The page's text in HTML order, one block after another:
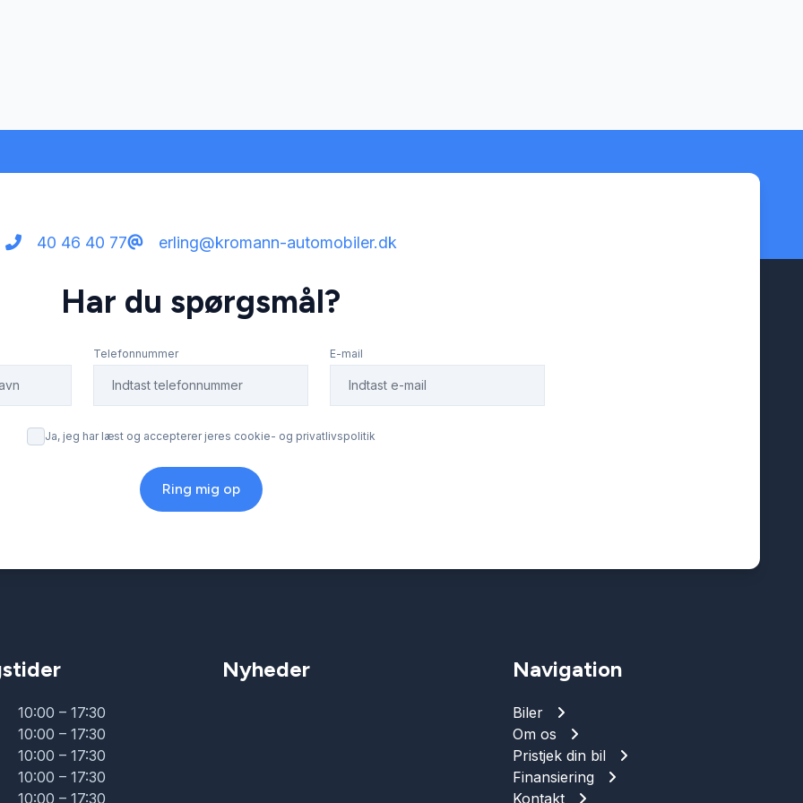
40 46 40 77 erling@kromann-automobiler.dk
Har du spørgsmål?
Telefonnummer E-mail
Ja, jeg har læst og accepterer jeres cookie- og privatlivspolitik
Ring mig op
10:00 – 17:30
10:00 – 17:30
10:00 – 17:30
10:00 – 17:30
10:00 – 17:30
Nyheder Navigation
Biler
Om os
Pristjek din bil
Finansiering
Kontakt